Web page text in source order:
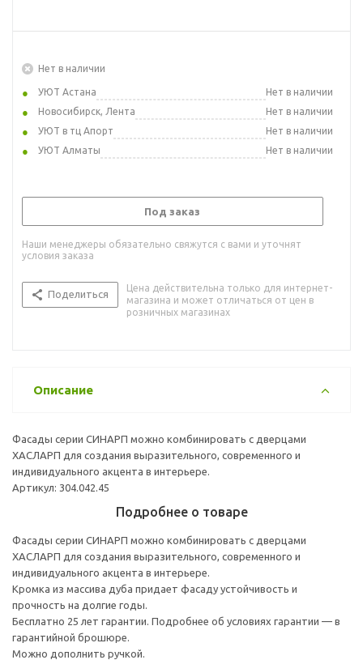
Нет в наличии
УЮТ Астана
Нет в наличии
Новосибирск, Лента
Нет в наличии
УЮТ в тц Апорт
Нет в наличии
УЮТ Алматы
Нет в наличии
Под заказ
Наши менеджеры обязательно свяжутся с вами и уточнят
условия заказа
Поделиться
Цена действительна только для интернет-
магазина и может отличаться от цен в
розничных магазинах
Описание
Фасады серии СИНАРП можно комбинировать с дверцами
ХАСЛАРП для создания выразительного, современного и
индивидуального акцента в интерьере.
Артикул: 304.042.45
Подробнее о товаре
Фасады серии СИНАРП можно комбинировать с дверцами
ХАСЛАРП для создания выразительного, современного и
индивидуального акцента в интерьере.
Кромка из массива дуба придает фасаду устойчивость и
прочность на долгие годы.
Бесплатно 25 лет гарантии. Подробнее об условиях гарантии — в
гарантийной брошюре.
Можно дополнить ручкой.